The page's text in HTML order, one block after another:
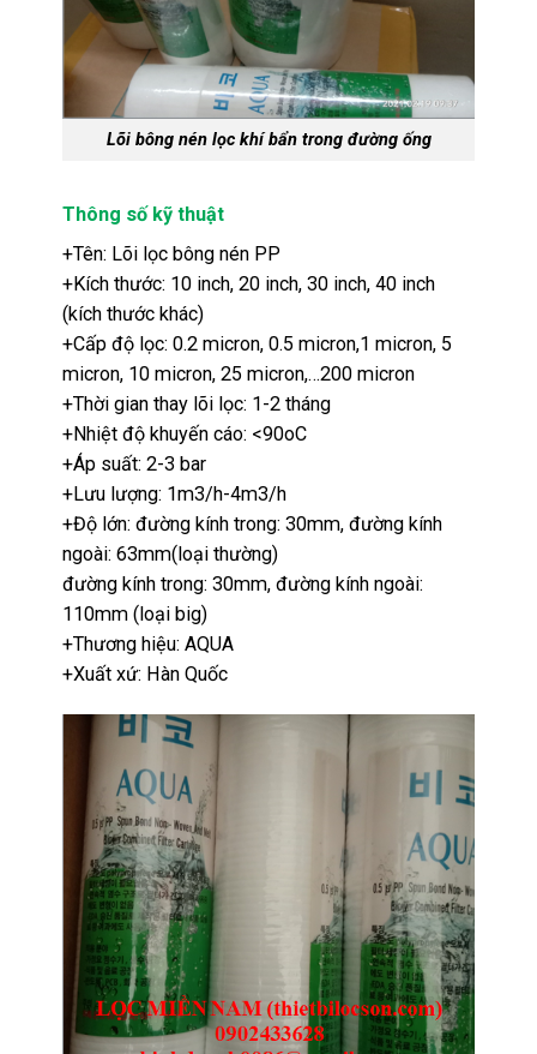
Lõi bông nén lọc khí bẩn trong đường ống
Thông số kỹ thuật
+Tên: Lõi lọc bông nén PP
+Kích thước: 10 inch, 20 inch, 30 inch, 40 inch
(kích thước khác)
+Cấp độ lọc: 0.2 micron, 0.5 micron,1 micron, 5
micron, 10 micron, 25 micron,…200 micron
+Thời gian thay lõi lọc: 1-2 tháng
+Nhiệt độ khuyến cáo: <90oC
+Áp suất: 2-3 bar
+Lưu lượng: 1m3/h-4m3/h
+Độ lớn: đường kính trong: 30mm, đường kính
ngoài: 63mm(loại thường)
đường kính trong: 30mm, đường kính ngoài:
110mm (loại big)
+Thương hiệu: AQUA
+Xuất xứ: Hàn Quốc